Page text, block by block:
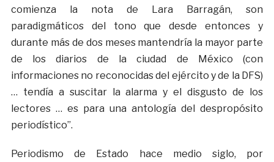
comienza la nota de Lara Barragán, son
paradigmáticos del tono que desde entonces y
durante más de dos meses mantendría la mayor parte
de los diarios de la ciudad de México (con
informaciones no reconocidas del ejército y de la DFS)
… tendía a suscitar la alarma y el disgusto de los
lectores … es para una antología del despropósito
periodístico”.
Periodismo de Estado hace medio siglo, por